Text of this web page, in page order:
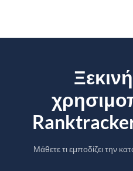
Μάθετε τι εμποδίζει την